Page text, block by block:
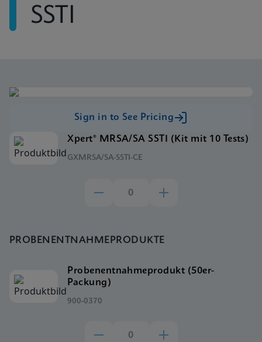
SSTI
Sign in to See Pricing
Xpert® MRSA/SA SSTI (Kit mit 10 Tests)
GXMRSA/SA-SSTI-CE
PROBENENTNAHMEPRODUKTE
Probenentnahmeprodukt (50er-
Packung)
900-0370